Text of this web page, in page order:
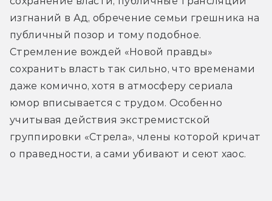
изгнаний в Ад, обречение семьи грешника на
публичный позор и тому подобное.
Стремление вождей «Новой правды»
сохранить власть так сильно, что временами
даже комично, хотя в атмосферу сериала
юмор вписывается с трудом. Особенно
учитывая действия экстремистской
группировки «Стрела», члены которой кричат
о праведности, а сами убивают и сеют хаос.